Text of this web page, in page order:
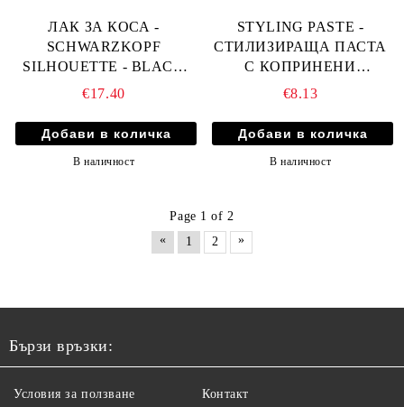
ЛАК ЗА КОСА -
SCHWARZKOPF
SILHOUETTE - BLACK
SUPER HOLD - 750мл.
€17.40
В наличност
STYLING PASTE -
СТИЛИЗИРАЩА ПАСТА
С КОПРИНЕНИ
ПРОТЕИНИ И СРЕДНА
€8.13
В наличност
Page 1 of 2
«
1 2 »
Бързи връзки:
Условия за ползване Контакт